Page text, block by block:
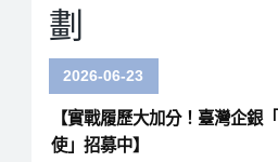
劃
2026-06-23
【實戰履歷大加分！臺灣企銀
使」招募中】